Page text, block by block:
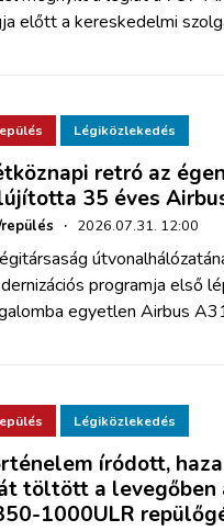
előtt a kereskedelmi
Légiközlekedés
retró az
35 éves
· 2026.07.31. 12:00
programja első
egyetlen Airbus
Légiközlekedés
íródott,
töltött a levegőben
1000ULR